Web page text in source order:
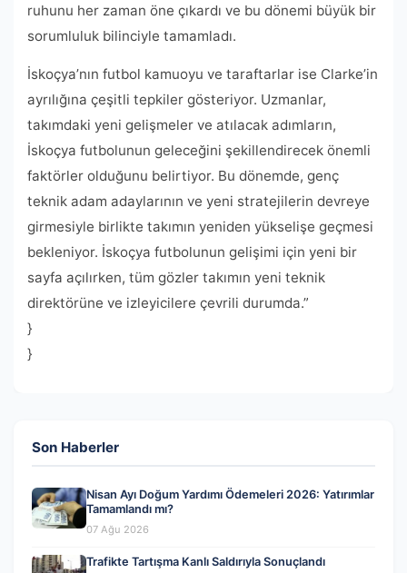
ruhunu her zaman öne çıkardı ve bu dönemi büyük bir
sorumluluk bilinciyle tamamladı.
İskoçya’nın futbol kamuoyu ve taraftarlar ise Clarke’in
ayrılığına çeşitli tepkiler gösteriyor. Uzmanlar,
takımdaki yeni gelişmeler ve atılacak adımların,
İskoçya futbolunun geleceğini şekillendirecek önemli
faktörler olduğunu belirtiyor. Bu dönemde, genç
teknik adam adaylarının ve yeni stratejilerin devreye
girmesiyle birlikte takımın yeniden yükselişe geçmesi
bekleniyor. İskoçya futbolunun gelişimi için yeni bir
sayfa açılırken, tüm gözler takımın yeni teknik
direktörüne ve izleyicilere çevrili durumda.”
}
}
Son Haberler
Nisan Ayı Doğum Yardımı Ödemeleri 2026: Yatırımlar
Tamamlandı mı?
07 Ağu 2026
Trafikte Tartışma Kanlı Saldırıyla Sonuçlandı